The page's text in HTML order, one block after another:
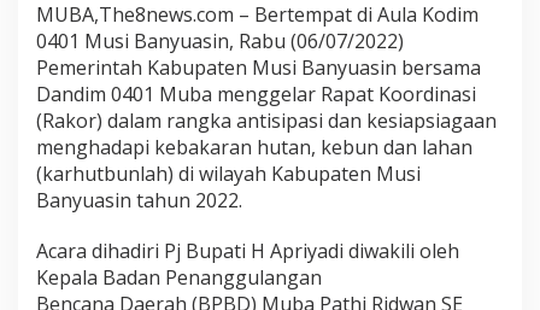
MUBA,The8news.com – Bertempat di Aula Kodim
0401 Musi Banyuasin, Rabu (06/07/2022)
Pemerintah Kabupaten Musi Banyuasin bersama
Dandim 0401 Muba menggelar Rapat Koordinasi
(Rakor) dalam rangka antisipasi dan kesiapsiagaan
menghadapi kebakaran hutan, kebun dan lahan
(karhutbunlah) di wilayah Kabupaten Musi
Banyuasin tahun 2022.
Acara dihadiri Pj Bupati H Apriyadi diwakili oleh
Kepala Badan Penanggulangan
Bencana Daerah (BPBD) Muba Pathi Ridwan SE